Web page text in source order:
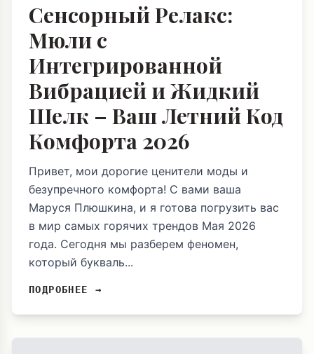
Сенсорный Релакс:
Мюли с
Интегрированной
Вибрацией и Жидкий
Шелк – Ваш Летний Код
Комфорта 2026
Привет, мои дорогие ценители моды и
безупречного комфорта! С вами ваша
Маруся Плюшкина, и я готова погрузить вас
в мир самых горячих трендов Мая 2026
года. Сегодня мы разберем феномен,
который букваль...
ПОДРОБНЕЕ →